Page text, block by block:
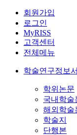
회원가입
로그인
MyRISS
고객센터
전체메뉴
학술연구정보
학위논문
국내학술
해외학술
학술지
단행본